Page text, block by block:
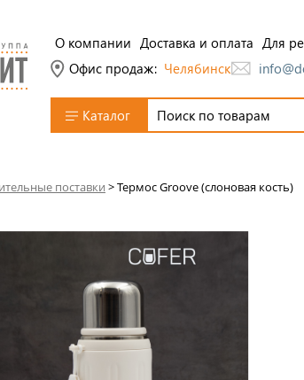
О компании Доставка и оплата Для
Офис продаж: Челябинск
Каталог
поставки >Термос Groove (слоновая кость)